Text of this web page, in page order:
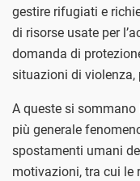
gestire rifugiati e
di risorse usate per
domanda di
situazioni di violenza,
A queste si sommano
più generale
spostamenti umani
motivazioni, tra cui le